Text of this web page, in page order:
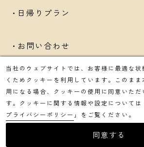
日帰りプラン
お問い合わせ
プライバシーポリシー
当社のウェブサイトでは、お客様に最適な
くためクッキーを利用しています。このま
用になる場合、クッキーの使用に同意いただ
す。クッキーに関する情報や設定については
プライバシーポリシー 」をご覧ください。
同意する